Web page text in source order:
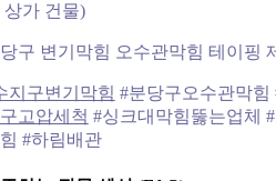
상가 건물)
구 변기막힘 오수관막힘 테이핑
지구변기막힘 #분당구오수관막힘
고압세척 #싱크대막힘뚫는업체
#하림배관